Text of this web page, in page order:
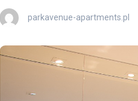
parkavenue-apartments.pl